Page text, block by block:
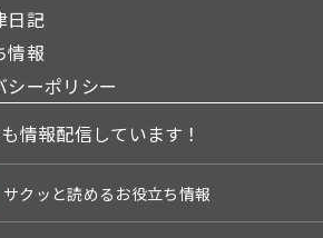
日記
情報
シーポリシー
情報配信しています！
サクッと読めるお役立ち情報